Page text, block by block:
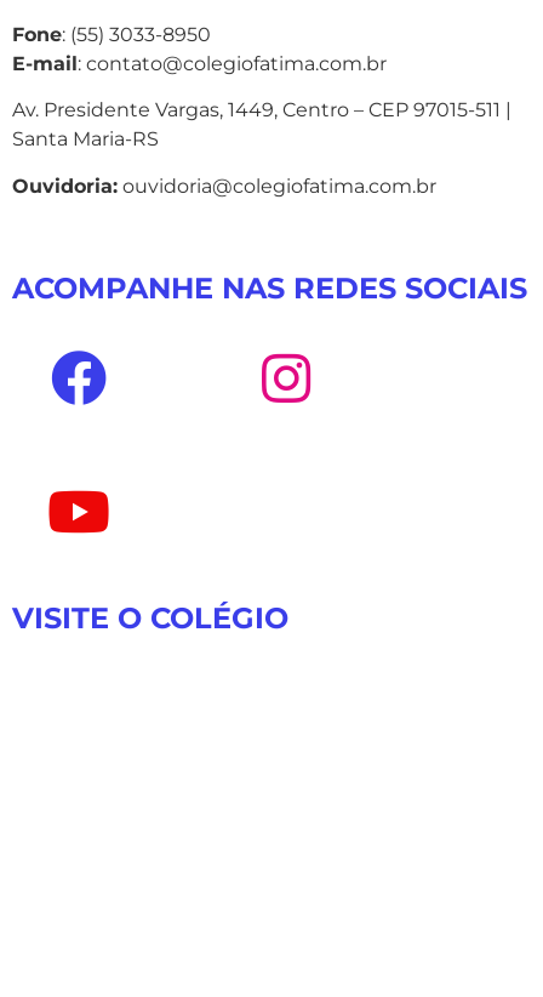
Fone: (55) 3033-8950
E-mail: contato@colegiofatima.com.br
Av. Presidente Vargas, 1449, Centro – CEP 97015-511 |
Santa Maria-RS
Ouvidoria: ouvidoria@colegiofatima.com.br
ACOMPANHE NAS REDES SOCIAIS
VISITE O COLÉGIO